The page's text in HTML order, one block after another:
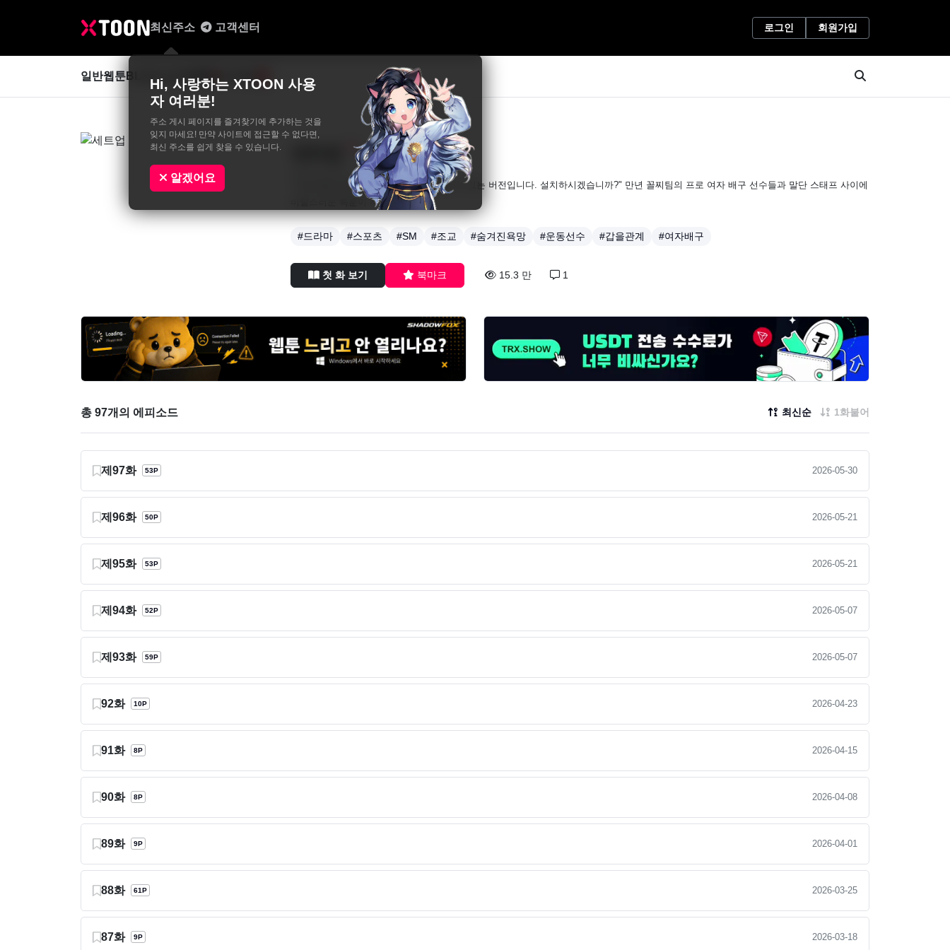
최신주소
Hi, 사랑하는 XTOON 사용
자 여러분!
주소 게시 페이지를 즐겨찾기에 추가하는 것을
잊지 마세요! 만약 사이트에 접근할 수 없다면,
최신 주소를 쉽게 찾을 수 있습니다.
알겠어요
고객센터 로그인 회원가입
일반웹툰BL&GL 성인웹툰
19
"직접 팀을 운영하여 선수들을 훈련시킬 수 있는 버전입니다. 설치하시겠습니까?" 만년 꼴찌팀의 프로 여자 배구 선수들과 말단 스태프 사이에
비밀스러운 특훈이 시작된다!
#드라마 #스포츠 #SM #조교 #숨겨진욕망 #운동선수 #갑을관계 #여자배구
첫 화 보기 북마크 15.3 만 1
총 97개의 에피소드 최신순 1화붙어
제97화 53P 2026-05-30
제96화 50P 2026-05-21
제95화 53P 2026-05-21
제94화 52P 2026-05-07
제93화 59P 2026-05-07
92화 10P 2026-04-23
91화 8P 2026-04-15
90화 8P 2026-04-08
89화 9P 2026-04-01
88화 61P 2026-03-25
87화 9P 2026-03-18